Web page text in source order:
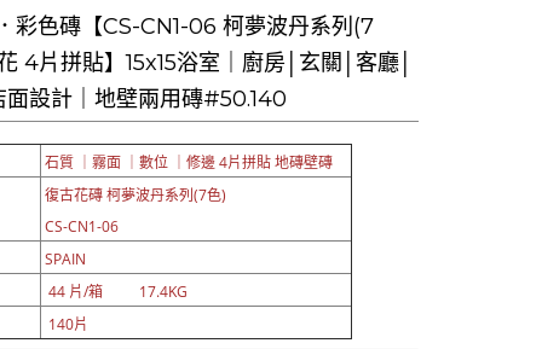
彩色磚【CS-CN1-06 柯夢波丹系列(7
4片拼貼】15x15浴室｜廚房│玄關│客廳│
面設計｜地壁兩用磚#50.140
石質 ｜霧面 ｜數位 ｜修邊 4片拼貼地磚壁磚
復古花磚柯夢波丹系列(7色)
CS-CN1-06
SPAIN
44 片/箱 17.4KG
140片